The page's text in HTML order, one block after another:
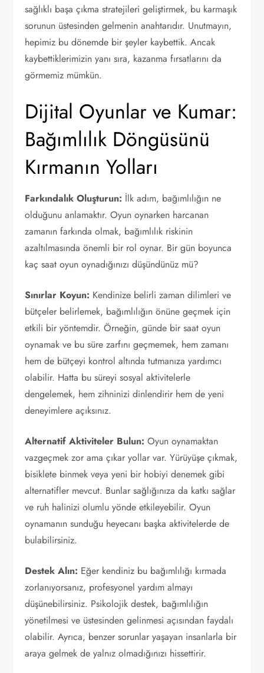
sağlıklı başa çıkma stratejileri geliştirmek, bu karmaşık
sorunun üstesinden gelmenin anahtarıdır. Unutmayın,
hepimiz bu dönemde bir şeyler kaybettik. Ancak
kaybettiklerimizin yanı sıra, kazanma fırsatlarını da
görmemiz mümkün.
Dijital Oyunlar ve Kumar:
Bağımlılık Döngüsünü
Kırmanın Yolları
Farkındalık Oluşturun: İlk adım, bağımlılığın ne
olduğunu anlamaktır. Oyun oynarken harcanan
zamanın farkında olmak, bağımlılık riskinin
azaltılmasında önemli bir rol oynar. Bir gün boyunca
kaç saat oyun oynadığınızı düşündünüz mü?
Sınırlar Koyun: Kendinize belirli zaman dilimleri ve
bütçeler belirlemek, bağımlılığın önüne geçmek için
etkili bir yöntemdir. Örneğin, günde bir saat oyun
oynamak ve bu süre zarfını geçmemek, hem zamanı
hem de bütçeyi kontrol altında tutmanıza yardımcı
olabilir. Hatta bu süreyi sosyal aktivitelerle
dengelemek, hem zihninizi dinlendirir hem de yeni
deneyimlere açıksınız.
Alternatif Aktiviteler Bulun: Oyun oynamaktan
vazgeçmek zor ama çıkar yollar var. Yürüyüşe çıkmak,
bisiklete binmek veya yeni bir hobiyi denemek gibi
alternatifler mevcut. Bunlar sağlığınıza da katkı sağlar
ve ruh halinizi olumlu yönde etkileyebilir. Oyun
oynamanın sunduğu heyecanı başka aktivitelerde de
bulabilirsiniz.
Destek Alın: Eğer kendiniz bu bağımlılığı kırmada
zorlanıyorsanız, profesyonel yardım almayı
düşünebilirsiniz. Psikolojik destek, bağımlılığın
yönetilmesi ve üstesinden gelinmesi açısından faydalı
olabilir. Ayrıca, benzer sorunlar yaşayan insanlarla bir
araya gelmek de yalnız olmadığınızı hissettirir.